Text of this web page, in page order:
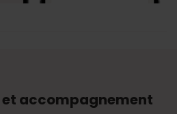
et accompagnement